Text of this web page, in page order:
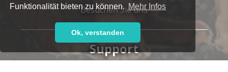
Funktionalität bieten zu können. Mehr Infos
Ok, verstanden
Besuchen Sie uns
Support